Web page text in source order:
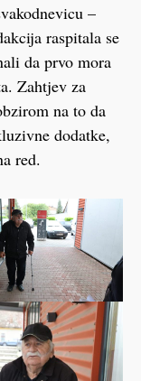
–
raspitala se
da prvo mora
Zahtjev za
na to da
dodatke,
red.